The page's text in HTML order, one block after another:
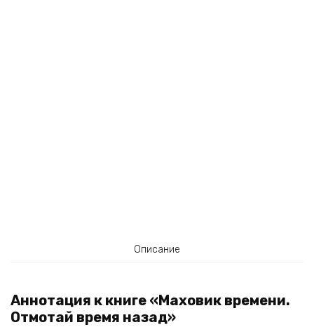
Описание
Аннотация к книге «Маховик времени.
Отмотай время назад»